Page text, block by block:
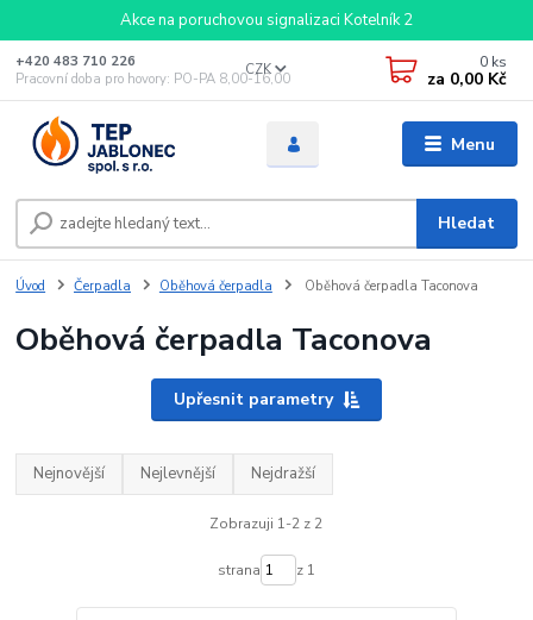
Akce na poruchovou signalizaci Kotelník 2
Menu
CZK
Hledat
+420 483 710 226
Pracovní doba pro hovory: PO-PA 8,00-16,00
0 ks
za 0,00 Kč
Úvod Čerpadla Oběhová čerpadla Oběhová čerpadla Taconova
Oběhová čerpadla Taconova
Upřesnit parametry
Nejnovější Nejlevnější Nejdražší
Zobrazuji 1-2 z 2
strana z 1